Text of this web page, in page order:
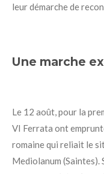
leur démarche de
Une marche
Le 12 août, pour la
VI Ferrata ont
romaine qui reliait le
Mediolanum (Saintes).